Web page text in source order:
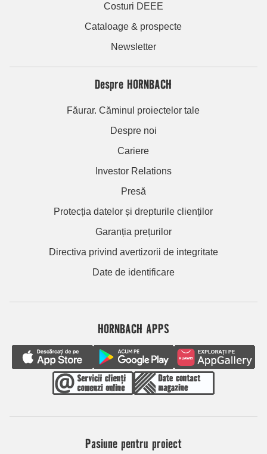
Costuri DEEE
Cataloage & prospecte
Newsletter
Despre HORNBACH
Făurar. Căminul proiectelor tale
Despre noi
Cariere
Investor Relations
Presă
Protecția datelor și drepturile clienților
Garanția prețurilor
Directiva privind avertizorii de integritate
Date de identificare
HORNBACH APPS
Pasiune pentru proiect